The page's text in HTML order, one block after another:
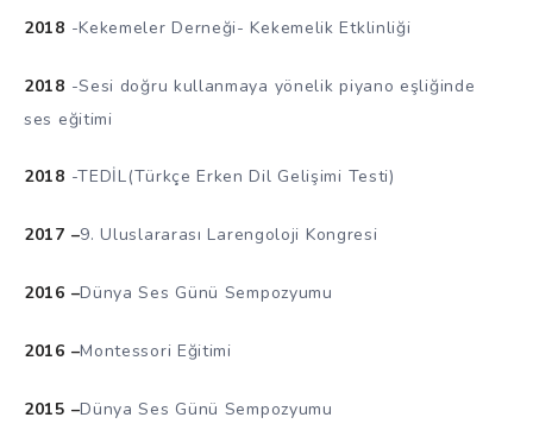
2018 -Kekemeler Derneği- Kekemelik Etklinliği
2018 -Sesi doğru kullanmaya yönelik piyano eşliğinde
ses eğitimi
2018 -TEDİL(Türkçe Erken Dil Gelişimi Testi)
2017 –9. Uluslararası Larengoloji Kongresi
2016 –Dünya Ses Günü Sempozyumu
2016 –Montessori Eğitimi
2015 –Dünya Ses Günü Sempozyumu